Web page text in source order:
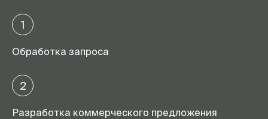
1
Обработка запроса
2
Разработка коммерческого предложения